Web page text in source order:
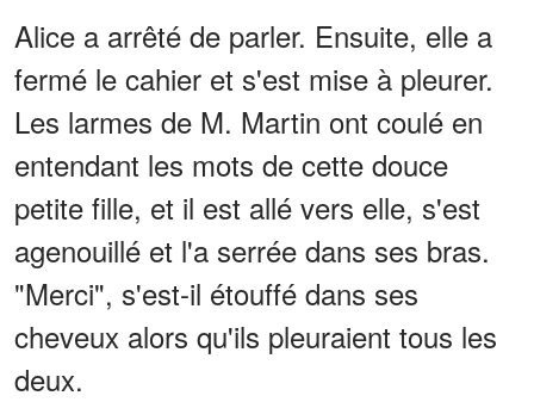
Alice a arrêté de parler. Ensuite, elle a
fermé le cahier et s'est mise à pleurer.
Les larmes de M. Martin ont coulé en
entendant les mots de cette douce
petite fille, et il est allé vers elle, s'est
agenouillé et l'a serrée dans ses bras.
"Merci", s'est-il étouffé dans ses
cheveux alors qu'ils pleuraient tous les
deux.